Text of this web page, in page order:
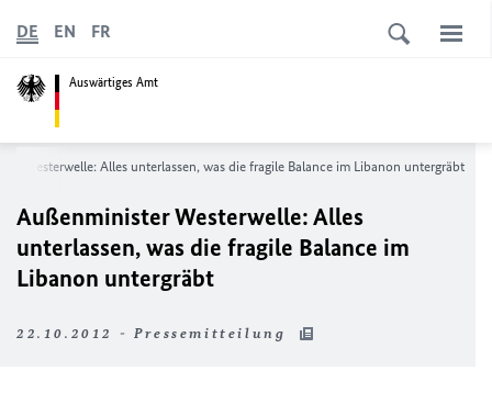
Auswärtiges Amt
DE EN FR
Westerwelle: Alles unterlassen, was die fragile Balance im Libanon untergräbt
Außenminister Westerwelle: Alles
unterlassen, was die fragile Balance im
Libanon untergräbt
22.10.2012 - Pressemitteilung